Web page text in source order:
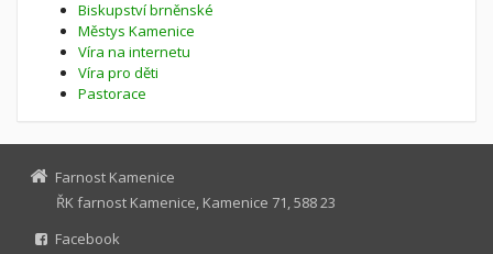
Biskupství brněnské
Městys Kamenice
Víra na internetu
Víra pro děti
Pastorace
Farnost Kamenice
ŘK farnost Kamenice, Kamenice 71, 588 23
Facebook